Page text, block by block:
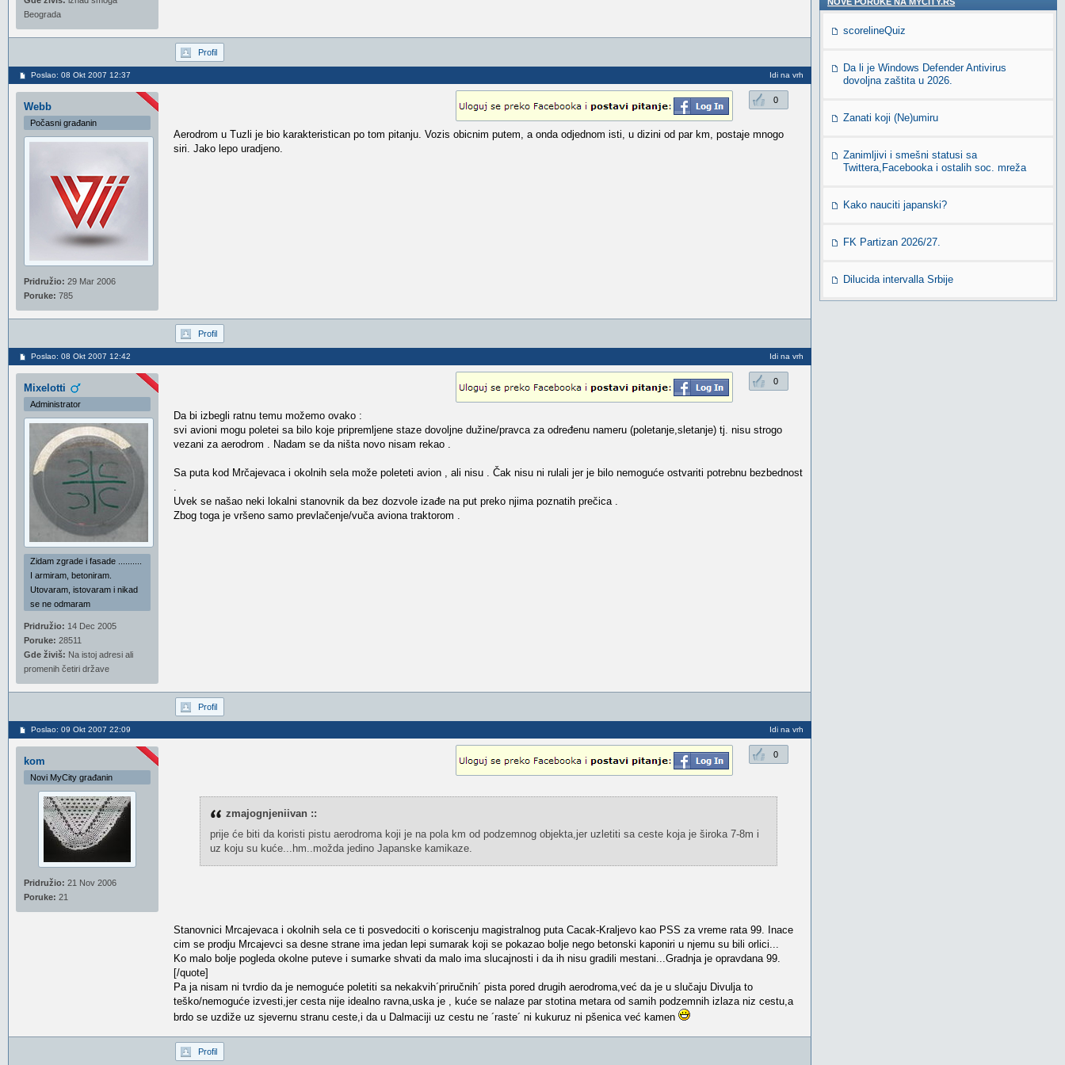
Beograda
Profil
Poslao: 08 Okt 2007 12:37 Idi na vrh
Webb
Počasni građanin
Pridružio: 29 Mar 2006
Poruke: 785
0
Aerodrom u Tuzli je bio karakteristican po tom pitanju. Vozis obicnim putem, a onda odjednom isti, u dizini od par km, postaje mnogo
siri. Jako lepo uradjeno.
Profil
Poslao: 08 Okt 2007 12:42 Idi na vrh
Mixelotti
Administrator
Zidam zgrade i fasade ..........
I armiram, betoniram.
Utovaram, istovaram i nikad
se ne odmaram
Pridružio: 14 Dec 2005
Poruke: 28511
Gde živiš: Na istoj adresi ali
promenih četiri države
0
Da bi izbegli ratnu temu možemo ovako :
svi avioni mogu poletei sa bilo koje pripremljene staze dovoljne dužine/pravca za određenu nameru (poletanje,sletanje) tj. nisu strogo
vezani za aerodrom . Nadam se da ništa novo nisam rekao .
Sa puta kod Mrčajevaca i okolnih sela može poleteti avion , ali nisu . Čak nisu ni rulali jer je bilo nemoguće ostvariti potrebnu bezbednost
.
Uvek se našao neki lokalni stanovnik da bez dozvole izađe na put preko njima poznatih prečica .
Zbog toga je vršeno samo prevlačenje/vuča aviona traktorom .
Profil
Poslao: 09 Okt 2007 22:09 Idi na vrh
kom
Novi MyCity građanin
Pridružio: 21 Nov 2006
Poruke: 21
0
zmajognjeniivan ::
prije će biti da koristi pistu aerodroma koji je na pola km od podzemnog objekta,jer uzletiti sa ceste koja je široka 7-8m i
uz koju su kuće...hm..možda jedino Japanske kamikaze.
Stanovnici Mrcajevaca i okolnih sela ce ti posvedociti o koriscenju magistralnog puta Cacak-Kraljevo kao PSS za vreme rata 99. Inace
cim se prodju Mrcajevci sa desne strane ima jedan lepi sumarak koji se pokazao bolje nego betonski kaponiri u njemu su bili orlici...
Ko malo bolje pogleda okolne puteve i sumarke shvati da malo ima slucajnosti i da ih nisu gradili mestani...Gradnja je opravdana 99.
[/quote]
Pa ja nisam ni tvrdio da je nemoguće poletiti sa nekakvih´priručnih´ pista pored drugih aerodroma,već da je u slučaju Divulja to
teško/nemoguće izvesti,jer cesta nije idealno ravna,uska je , kuće se nalaze par stotina metara od samih podzemnih izlaza niz cestu,a
brdo se uzdiže uz sjevernu stranu ceste,i da u Dalmaciji uz cestu ne ´raste´ ni kukuruz ni pšenica već kamen
Profil
scorelineQuiz
Da li je Windows Defender Antivirus
dovoljna zaštita u 2026.
Zanati koji (Ne)umiru
Zanimljivi i smešni statusi sa
Twittera,Facebooka i ostalih soc. mreža
Kako nauciti japanski?
FK Partizan 2026/27.
Dilucida intervalla Srbije